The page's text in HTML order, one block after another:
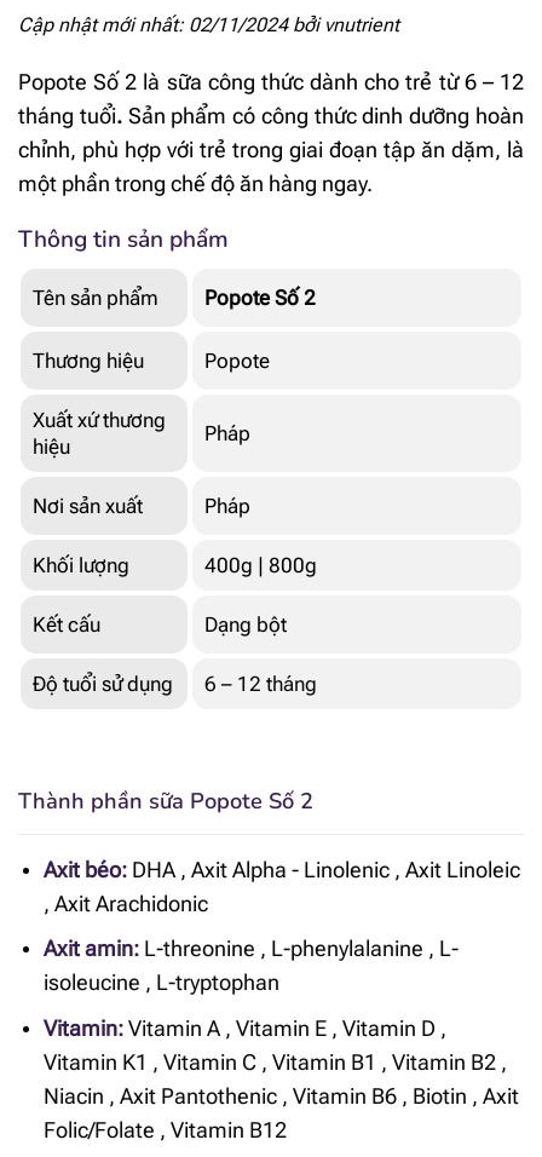
Cập nhật mới nhất: 02/11/2024 bởi vnutrient
Popote Số 2 là sữa công thức dành cho trẻ từ 6 – 12
tháng tuổi. Sản phẩm có công thức dinh dưỡng hoàn
chỉnh, phù hợp với trẻ trong giai đoạn tập ăn dặm, là
một phần trong chế độ ăn hàng ngay.
Thông tin sản phẩm
Tên sản phẩm Popote Số 2
Thương hiệu Popote
Xuất xứ thương
hiệu
Pháp
Nơi sản xuất Pháp
Khối lượng 400g | 800g
Kết cấu Dạng bột
Độ tuổi sử dụng 6 – 12 tháng
Thành phần sữa Popote Số 2
Axit béo: DHA, Axit Alpha - Linolenic, Axit Linoleic
, Axit Arachidonic
Axit amin: L-threonine , L-phenylalanine , L-
isoleucine , L-tryptophan
Vitamin: Vitamin A, Vitamin E, Vitamin D ,
Vitamin K1 , Vitamin C, Vitamin B1 , Vitamin B2,
Niacin , Axit Pantothenic, Vitamin B6, Biotin , Axit
Folic/Folate , Vitamin B12